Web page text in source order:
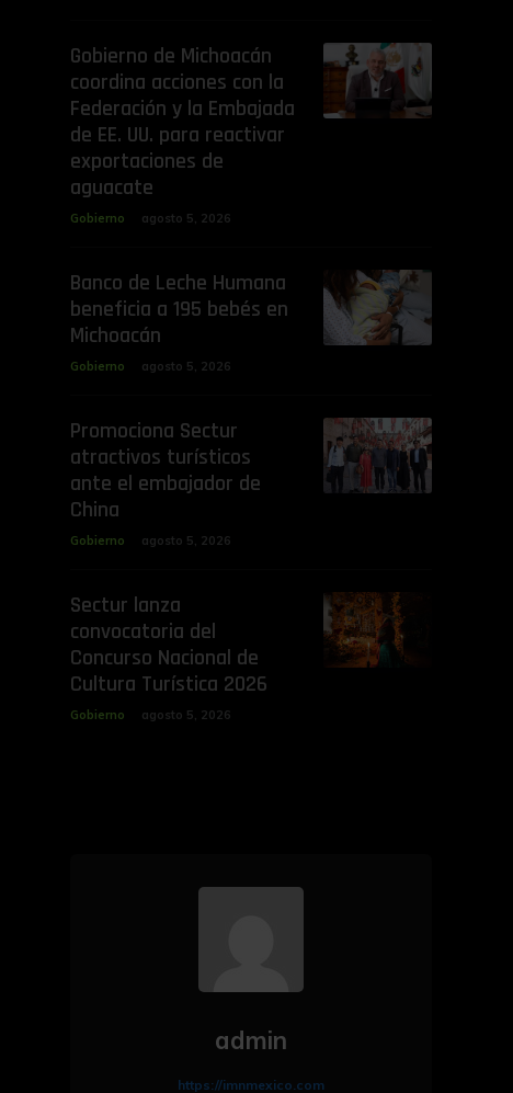
Gobierno de Michoacán
coordina acciones con la
Federación y la Embajada
de EE. UU. para reactivar
exportaciones de
aguacate
Gobierno agosto 5, 2026
Banco de Leche Humana
beneficia a 195 bebés en
Michoacán
Gobierno agosto 5, 2026
Promociona Sectur
atractivos turísticos
ante el embajador de
China
Gobierno agosto 5, 2026
Sectur lanza
convocatoria del
Concurso Nacional de
Cultura Turística 2026
Gobierno agosto 5, 2026
admin
https://imnmexico.com